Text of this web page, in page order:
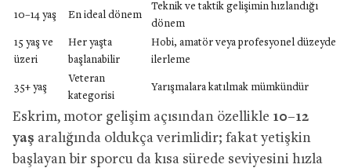
10–14 yaş En ideal dönem
Teknik ve taktik gelişimin hızlandığı
dönem
15 yaş ve
üzeri
Her yaşta
başlanabilir
Hobi, amatör veya profesyonel düzeyde
ilerleme
35+ yaş
Veteran
kategorisi
Yarışmalara katılmak mümkündür
Eskrim, motor gelişim açısından özellikle 10–12
yaş aralığında oldukça verimlidir; fakat yetişkin
başlayan bir sporcu da kısa sürede seviyesini hızla